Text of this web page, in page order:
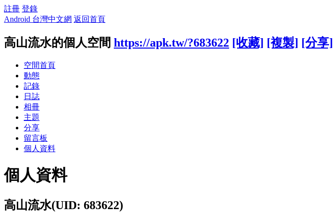
註冊 登錄
Android 台灣中文網 返回首頁
高山流水的個人空間 https://apk.tw/?683622 [收藏] [複製] [分享]
空間首頁
動態
記錄
日誌
相冊
主題
分享
留言板
個人資料
個人資料
高山流水(UID: 683622)